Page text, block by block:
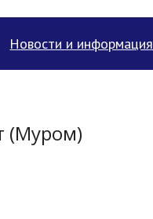
Новости и информация
(Муром)